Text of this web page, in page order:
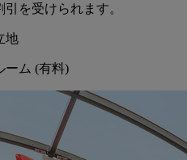
を受けられます。
地
ーム (有料)